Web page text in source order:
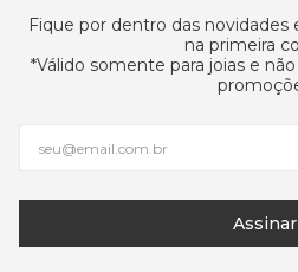
Fique por dentro das novidades
na primeira
*Válido somente para joias e
Assinar